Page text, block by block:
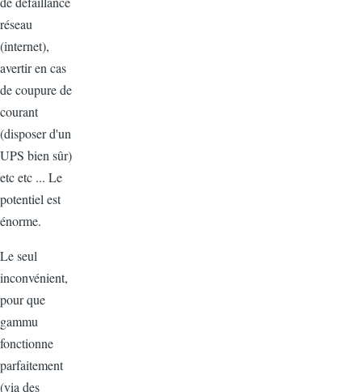
réseau
(internet),
avertir en cas
de coupure de
courant
(disposer d'un
UPS bien sûr)
etc etc ... Le
potentiel est
énorme.
Le seul
inconvénient,
pour que
gammu
fonctionne
parfaitement
(via des